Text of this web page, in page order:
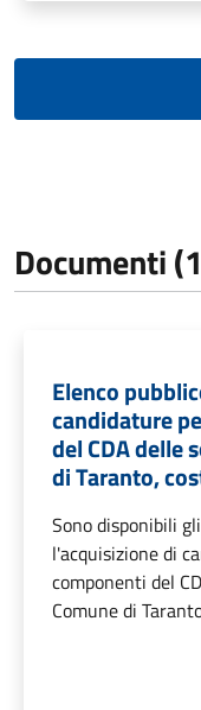
Documenti
Elenco
candidature
del CDA delle
di Taranto,
Sono disponibili
l'acquisizione di
componenti del
Comune di